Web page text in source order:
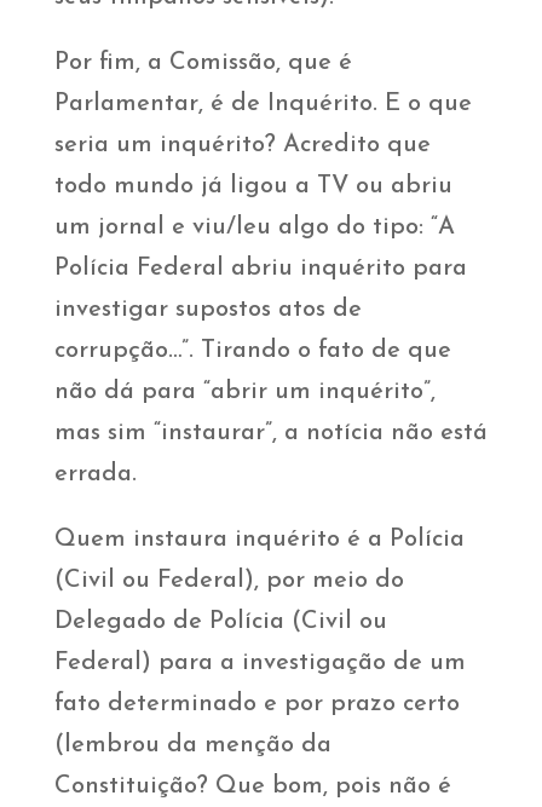
Por fim, a Comissão, que é
Parlamentar, é de Inquérito. E o que
seria um inquérito? Acredito que
todo mundo já ligou a TV ou abriu
um jornal e viu/leu algo do tipo: “A
Polícia Federal abriu inquérito para
investigar supostos atos de
corrupção…”. Tirando o fato de que
não dá para “abrir um inquérito”,
mas sim “instaurar”, a notícia não está
errada.
Quem instaura inquérito é a Polícia
(Civil ou Federal), por meio do
Delegado de Polícia (Civil ou
Federal) para a investigação de um
fato determinado e por prazo certo
(lembrou da menção da
Constituição? Que bom, pois não é